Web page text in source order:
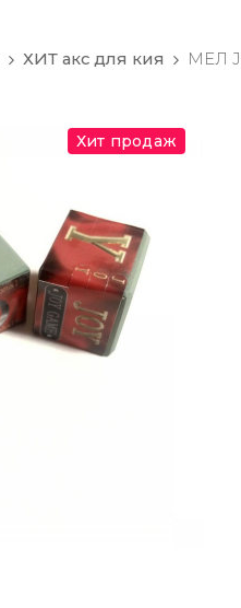
ХИТ акс для кия МЕЛ
Хит продаж